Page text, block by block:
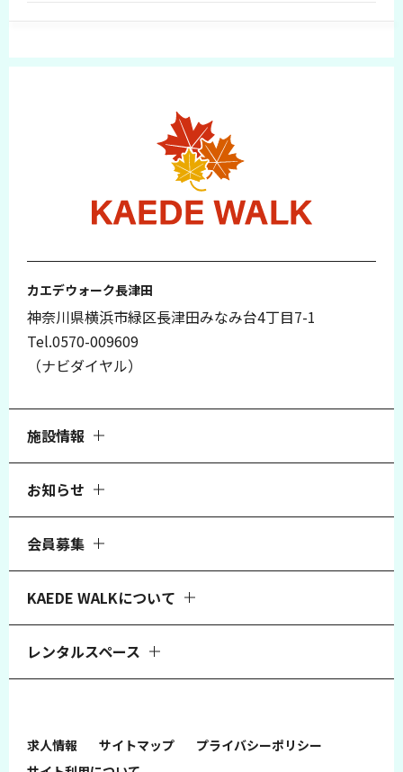
カエデウォーク長津田
神奈川県横浜市緑区長津田みなみ台4丁目7-1
Tel.0570-009609
（ナビダイヤル）
施設情報
お知らせ
会員募集
KAEDE WALKについて
レンタルスペース
求人情報 サイトマップ
プライバシーポリシー